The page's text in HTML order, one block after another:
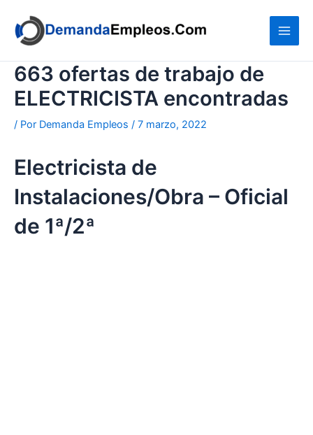
contenido
663 ofertas de trabajo de
ELECTRICISTA encontradas
/ Por Demanda Empleos / 7 marzo, 2022
Electricista de
Instalaciones/Obra – Oficial
de 1ª/2ª